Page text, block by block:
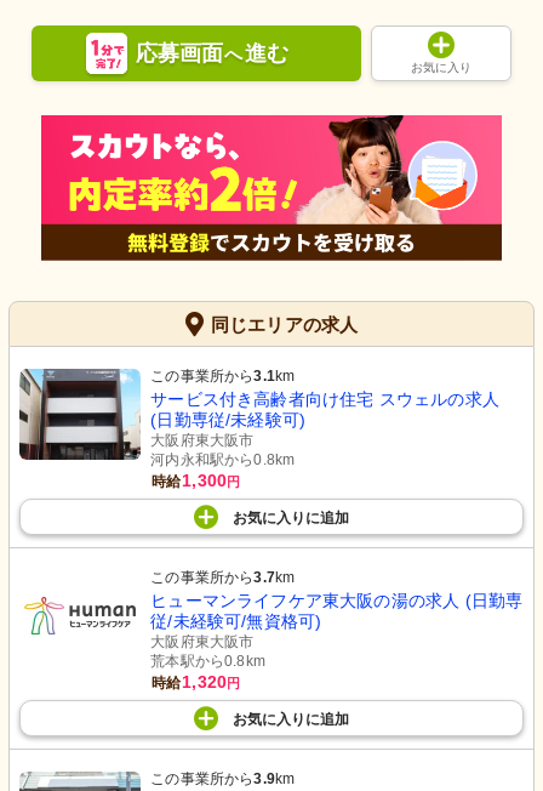
応募画面へ進む
お気に入り
同じエリアの求人
この事業所から3.1km
サービス付き高齢者向け住宅 スウェルの求人
(日勤専従/未経験可)
大阪府東大阪市
河内永和駅から0.8km
時給1,300円
お気に入り に追加
この事業所から3.7km
ヒューマンライフケア東大阪の湯の求人 (日勤専
従/未経験可/無資格可)
大阪府東大阪市
荒本駅から0.8km
時給1,320円
お気に入り に追加
この事業所から3.9km